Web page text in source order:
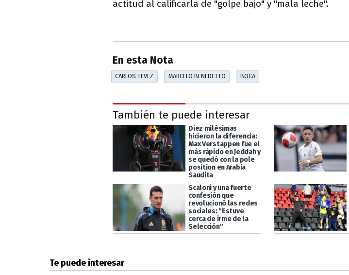
actitud al calificarla de "golpe bajo" y "mala leche".
En esta Nota
CARLOS TEVEZ MARCELO BENEDETTO BOCA
También te puede interesar
Diez milésimas
hicieron la diferencia:
Max Verstappen fue el
más rápido en Jeddah y
se quedó con la pole
position en Arabia
Saudita
Scaloni y una fuerte
confesión que
revolucionó las redes
sociales: "Estuve
cerca de irme de la
Selección"